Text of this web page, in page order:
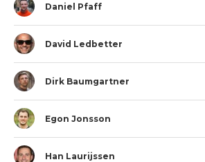
Daniel Pfaff
David Ledbetter
Dirk Baumgartner
Egon Jonsson
Han Laurijssen